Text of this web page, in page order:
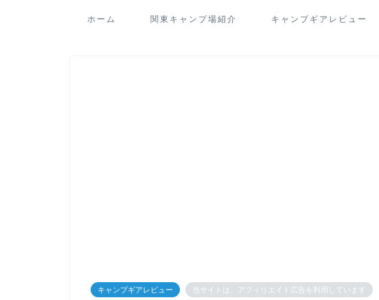
ホーム 関東キャンプ場紹介 キャンプギアレビュー
キャンプギアレビュー 当サイトは、アフィリエイト広告を利用しています